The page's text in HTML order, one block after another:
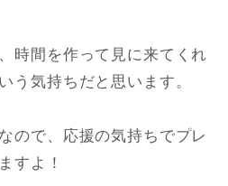
時間を作って見に来てくれ
う気持ちだと思います。
ので、応援の気持ちでプレ
すよ！